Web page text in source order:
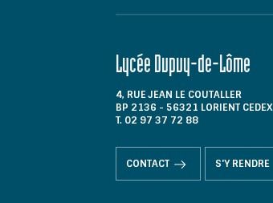
Lycée Dupuy-de-Lôme
4, RUE JEAN LE COUTALLER
BP 2136 - 56321 LORIENT CEDEX
T. 02 97 37 72 88
CONTACT S'Y RENDRE